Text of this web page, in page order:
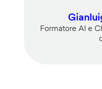
Formatore AI e